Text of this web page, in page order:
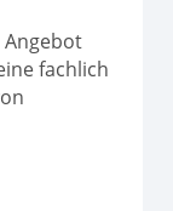
Angebot
fachlich